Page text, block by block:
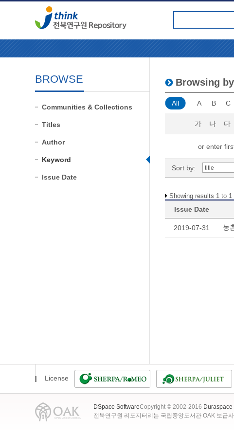
BROWSE
Communities & Collections
Titles
Author
Keyword
Issue Date
Browsing
All A B C
가 나 다
or enter
Sort by:
Showing results 1 to 1
Issue Date
2019-07-31 농
License
DSpace SoftwareCopyright © 2002-2016 Duraspace
전북연구원 리포지터리는 국립중앙도서관 OAK 보급